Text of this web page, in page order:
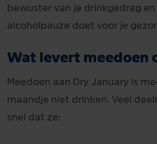
bewuster van je drinkgedrag
alcoholpauze doet voor je
Wat levert meedoen
Meedoen aan Dry January is
maandje niet drinken. Veel
snel dat ze: